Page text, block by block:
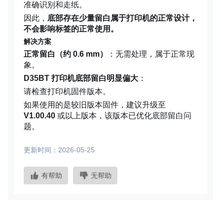
准确识别和走纸。
因此， 底部存在少量留白属于打印机的正常设计，
不会影响标签的正常使用。
解决方案
正常留白（约 0.6 mm）
：无需处理，属于正常现
象。
D35BT 打印机底部留白明显偏大 ：
请检查打印机固件版本。
如果使用的是较旧版本固件，建议升级至
V1.00.40 或以上版本，该版本已优化底部留白问
题。
更新时间：2026-05-25
有帮助 无帮助